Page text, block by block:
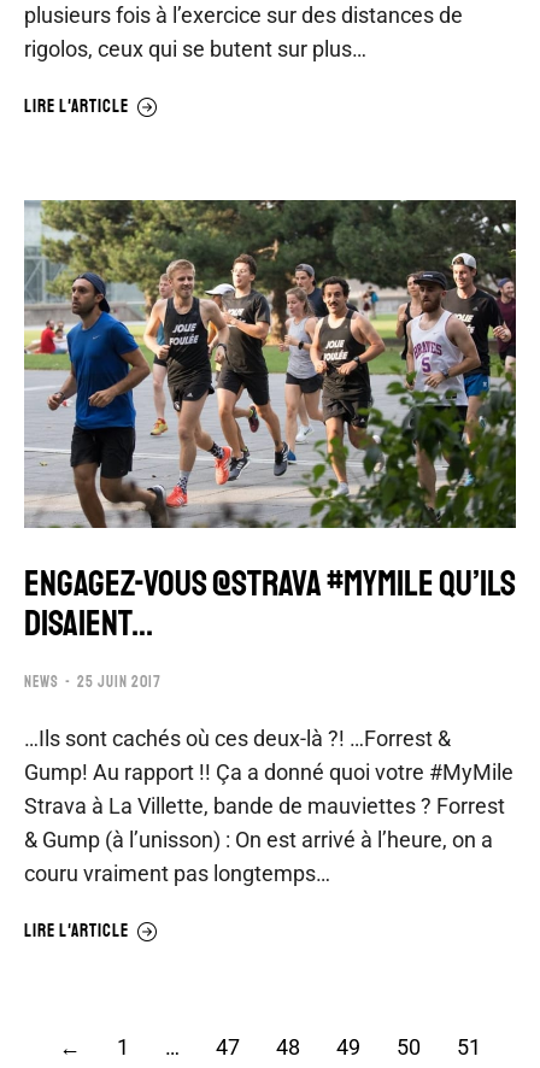
plusieurs fois à l’exercice sur des distances de
rigolos, ceux qui se butent sur plus…
LIRE L'ARTICLE
ENGAGEZ-VOUS @STRAVA #MYMILE QU’ILS
DISAIENT…
NEWS 25 JUIN 2017
…Ils sont cachés où ces deux-là ?! …Forrest &
Gump! Au rapport !! Ça a donné quoi votre #MyMile
Strava à La Villette, bande de mauviettes ? Forrest
& Gump (à l’unisson) : On est arrivé à l’heure, on a
couru vraiment pas longtemps…
LIRE L'ARTICLE
← 1 … 47 48 49 50 51